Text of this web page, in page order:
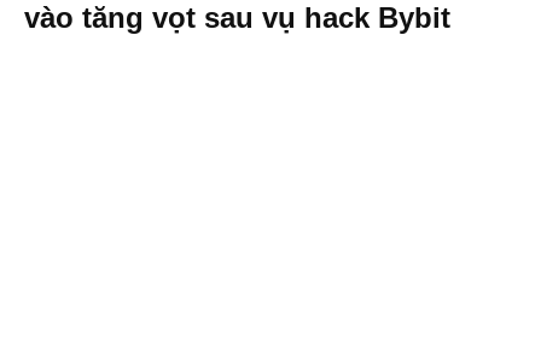
vào tăng vọt sau vụ hack Bybit